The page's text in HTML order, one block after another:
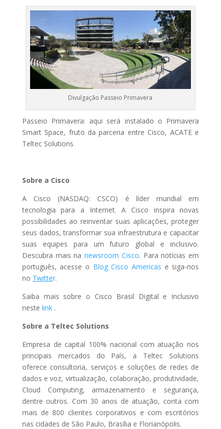
Gestão de
Ativos no
Brasil –
Edição
2025
Receba o Seu
Gratuitamente
CLIQUE FORA DO POP-UP PARA FECHAR
Divulgação Passeio Primavera
Passeio Primavera: aqui será instalado o Primavera
Smart Space, fruto da parceria entre Cisco, ACATE e
Teltec Solutions
Sobre a Cisco
A Cisco (NASDAQ: CSCO) é líder mundial em
tecnologia para a Internet. A Cisco inspira novas
possibilidades ao reinventar suas aplicações, proteger
seus dados, transformar sua infraestrutura e capacitar
suas equipes para um futuro global e inclusivo.
Descubra mais nanewsroom Cisco. Para notícias em
português, acesse o Blog Cisco Americas e siga-nos
no Twitter.
Saiba mais sobre o Cisco Brasil Digital e Inclusivo
neste link .
Sobre a Teltec Solutions
Empresa de capital 100% nacional com atuação nos
principais mercados do País, a Teltec Solutions
oferece consultoria, serviços e soluções de redes de
dados e voz, virtualização, colaboração, produtividade,
Cloud Computing, armazenamento e segurança,
dentre outros. Com 30 anos de atuação, conta com
mais de 800 clientes corporativos e com escritórios
nas cidades de São Paulo, Brasília e Florianópolis.